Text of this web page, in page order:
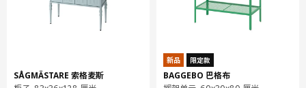
包装信息
ENHET 安纳特
SÅGMÄSTARE 索格麦斯
新品 限定款
BAGGEBO 巴格布